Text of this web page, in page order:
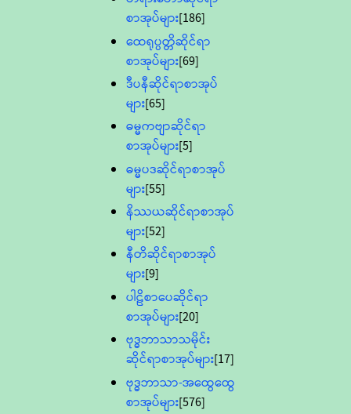
စာအုပ်များ[186]
ထေရုပ္ပတ္တိဆိုင်ရာ
စာအုပ်များ[69]
ဒီပနီဆိုင်ရာစာအုပ်
များ[65]
ဓမ္မကဗျာဆိုင်ရာ
စာအုပ်များ[5]
ဓမ္မပဒဆိုင်ရာစာအုပ်
များ[55]
နိဿယဆိုင်ရာစာအုပ်
များ[52]
နီတိဆိုင်ရာစာအုပ်
များ[9]
ပါဠိစာပေဆိုင်ရာ
စာအုပ်များ[20]
ဗုဒ္ဓဘာသာသမိုင်း
ဆိုင်ရာစာအုပ်များ[17]
ဗုဒ္ဓဘာသာ-အထွေထွေ
စာအုပ်များ[576]